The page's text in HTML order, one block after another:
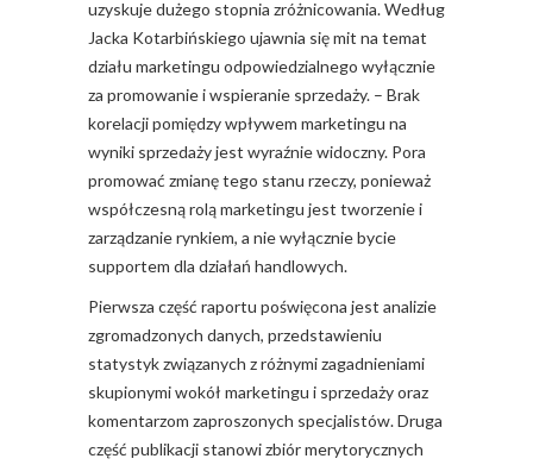
uzyskuje dużego stopnia zróżnicowania. Według
Jacka Kotarbińskiego ujawnia się mit na temat
działu marketingu odpowiedzialnego wyłącznie
za promowanie i wspieranie sprzedaży. – Brak
korelacji pomiędzy wpływem marketingu na
wyniki sprzedaży jest wyraźnie widoczny. Pora
promować zmianę tego stanu rzeczy, ponieważ
współczesną rolą marketingu jest tworzenie i
zarządzanie rynkiem, a nie wyłącznie bycie
supportem dla działań handlowych.
Pierwsza część raportu poświęcona jest analizie
zgromadzonych danych, przedstawieniu
statystyk związanych z różnymi zagadnieniami
skupionymi wokół marketingu i sprzedaży oraz
komentarzom zaproszonych specjalistów. Druga
część publikacji stanowi zbiór merytorycznych